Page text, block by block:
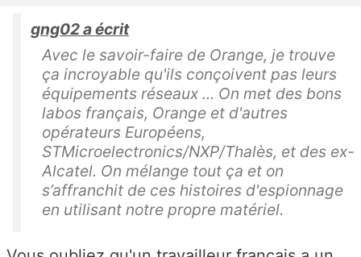
gng02 a écrit
Avec le savoir-faire de Orange, je trouve
ça incroyable qu'ils conçoivent pas leurs
équipements réseaux ... On met des bons
labos français, Orange et d'autres
opérateurs Européens,
STMicroelectronics/NXP/Thalès, et des ex-
Alcatel. On mélange tout ça et on
s’affranchit de ces histoires d'espionnage
en utilisant notre propre matériel.